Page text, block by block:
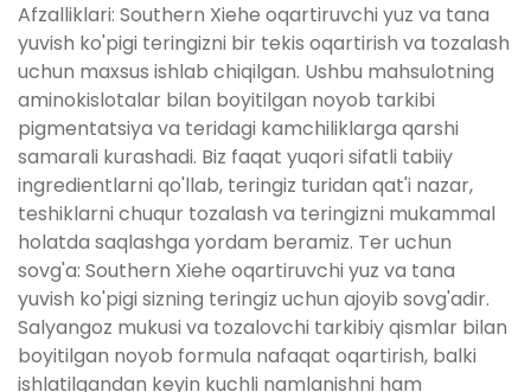
Afzalliklari: Southern Xiehe oqartiruvchi yuz va tana
yuvish ko'pigi teringizni bir tekis oqartirish va tozalash
uchun maxsus ishlab chiqilgan. Ushbu mahsulotning
aminokislotalar bilan boyitilgan noyob tarkibi
pigmentatsiya va teridagi kamchiliklarga qarshi
samarali kurashadi. Biz faqat yuqori sifatli tabiiy
ingredientlarni qo'llab, teringiz turidan qat'i nazar,
teshiklarni chuqur tozalash va teringizni mukammal
holatda saqlashga yordam beramiz. Ter uchun
sovg'a: Southern Xiehe oqartiruvchi yuz va tana
yuvish ko'pigi sizning teringiz uchun ajoyib sovg'adir.
Salyangoz mukusi va tozalovchi tarkibiy qismlar bilan
boyitilgan noyob formula nafaqat oqartirish, balki
ishlatilgandan keyin kuchli namlanishni ham